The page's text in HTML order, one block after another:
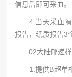
信息后即可采血。
4.当天采血隔
报告，纸质报告3
02大陆邮递样
1.提供B超单相